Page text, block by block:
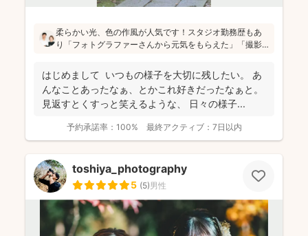
柔らかい光、色の作風が人気です！スタジオ勤務歴もあ
り「フォトグラファーさんから元気をもらえた」「撮影
写真ではなく、お子さん・親御さんの目線で、自然な様
子を撮影してお届けします(^^)
はじめまして いつもの様子を大切に残したい。 あ
んなことあったなぁ、とかこれ好きだったなぁと。
見返すとくすっと笑えるような、 日々の様子...
予約承諾率： 100% 最終アクティブ： 7日以内
toshiya_photography
5 (5)男性